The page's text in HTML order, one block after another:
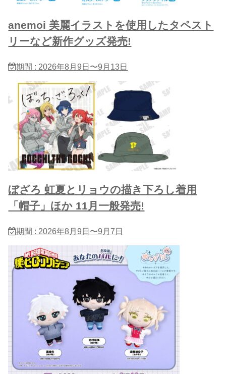
anemoi 美麗イラストを使用したタペスト
リーなど新作グッズ発売!
期間 : 2026年8月9日〜9月13日
ぼざろ 虹夏とリョウの描き下ろし着用
「帽子」ほか 11月一般発売!
期間 : 2026年8月9日〜9月7日